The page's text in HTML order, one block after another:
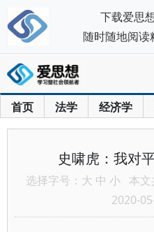
首页 法学 经济学
史啸虎：我对
选择字号： 大 中 小 本文
2020-
下载爱思
随时随地阅读